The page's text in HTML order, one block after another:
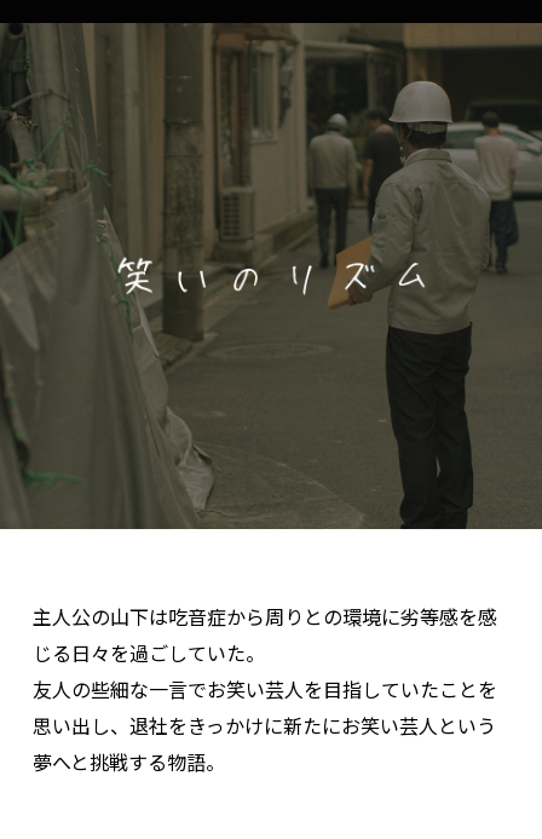
主人公の山下は吃音症から周りとの環境に劣等感を感
じる日々を過ごしていた。
友人の些細な一言でお笑い芸人を目指していたことを
思い出し、退社をきっかけに新たにお笑い芸人という
夢へと挑戦する物語。